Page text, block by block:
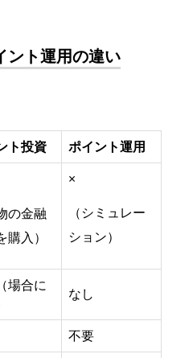
ント運用の違い
ト投資 ポイント運用
の金融
購入）
×
（シミュレー
ション）
場合に
なし
不要